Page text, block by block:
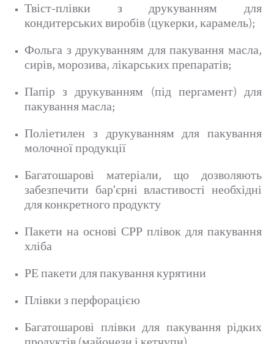
Твіст-плівки з друкуванням для
кондитерських виробів (цукерки, карамель);
Фольга з друкуванням для пакування масла,
сирів, морозива, лікарських препаратів;
Папір з друкуванням (під пергамент) для
пакування масла;
Поліетилен з друкуванням для пакування
молочної продукції
Багатошарові матеріали, що дозволяють
забезпечити бар'єрні властивості необхідні
для конкретного продукту
Пакети на основі СРР плівок для пакування
хліба
РЕ пакети для пакування курятини
Плівки з перфорацією
Багатошарові плівки для пакування рідких